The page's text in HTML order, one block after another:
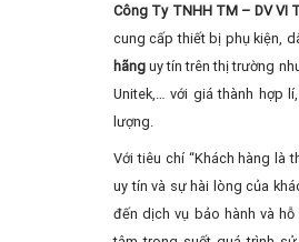
Công Ty TNHH TM – DV VI
cung cấp thiết bị phụ kiện,
hãng uy tín trên thị trường
Unitek,… với giá thành hợp
lượng.
Với tiêu chí “Khách hàng là
uy tín và sự hài lòng của
đến dịch vụ bảo hành và